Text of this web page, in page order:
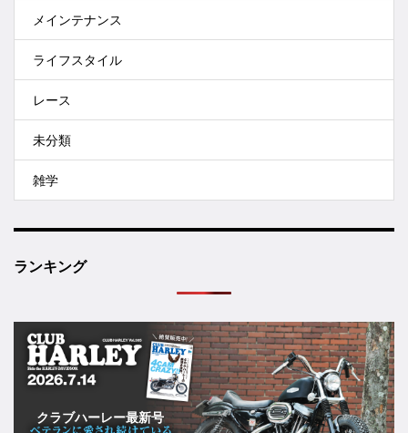
メインテナンス
ライフスタイル
レース
未分類
雑学
ランキング
クラブハーレー最新号